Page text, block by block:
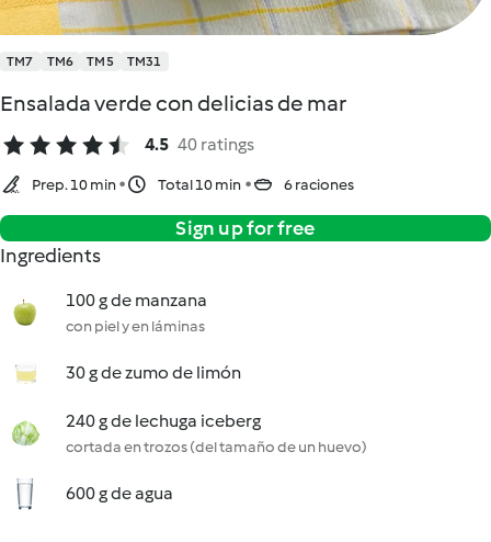
TM7 TM6 TM5 TM31
Ensalada verde con delicias de mar
4.5 40 ratings
Prep. 10 min Total 10 min 6 raciones
Sign up for free
Ingredients
100 g de manzana
con piel y en láminas
30 g de zumo de limón
240 g de lechuga iceberg
cortada en trozos (del tamaño de un huevo)
600 g de agua